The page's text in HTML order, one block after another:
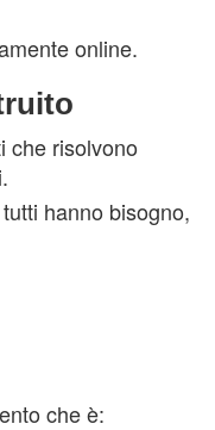
online.
che risolvono
hanno bisogno,
che è: